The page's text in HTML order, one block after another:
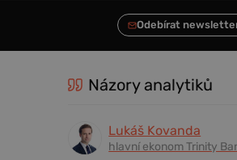
Názory analytiků
Lukáš Kovanda
hlavní ekonom Trinity